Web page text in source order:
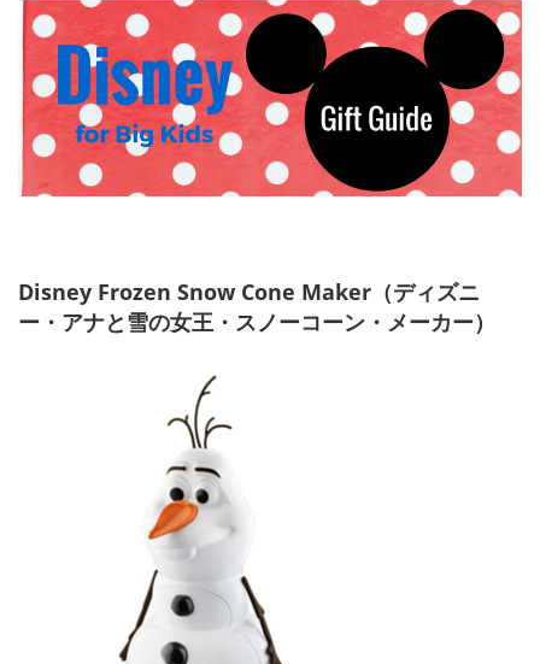
Disney Frozen Snow Cone Maker（ディズニ
ー・アナと雪の女王・スノーコーン・メーカー）